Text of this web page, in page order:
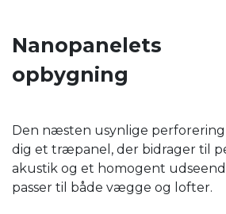
Nanopanelets
opbygning
Den næsten usynlige
dig et træpanel, der bidrager til
akustik og et homogent
passer til både vægge og lofter.